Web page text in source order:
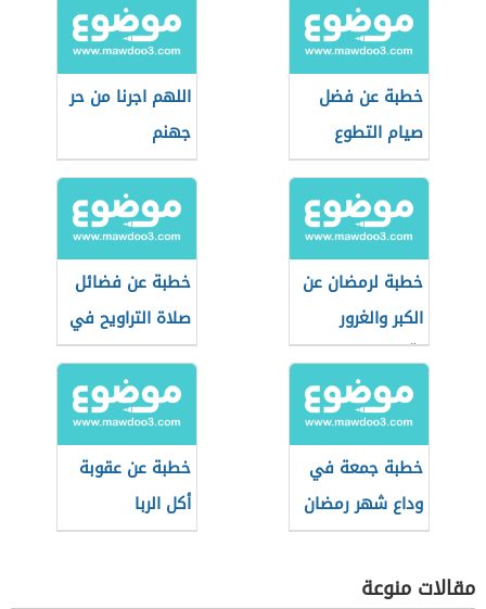
خطبة عن فضل
صيام التطوع
اللهم اجرنا من حر
جهنم
خطبة لرمضان عن
الكبر والغرور
وآثارهما على
المجتمع
خطبة عن فضائل
صلاة التراويح في
شهر رمضان
خطبة جمعة في
وداع شهر رمضان
خطبة عن عقوبة
أكل الربا
مقالات منوعة